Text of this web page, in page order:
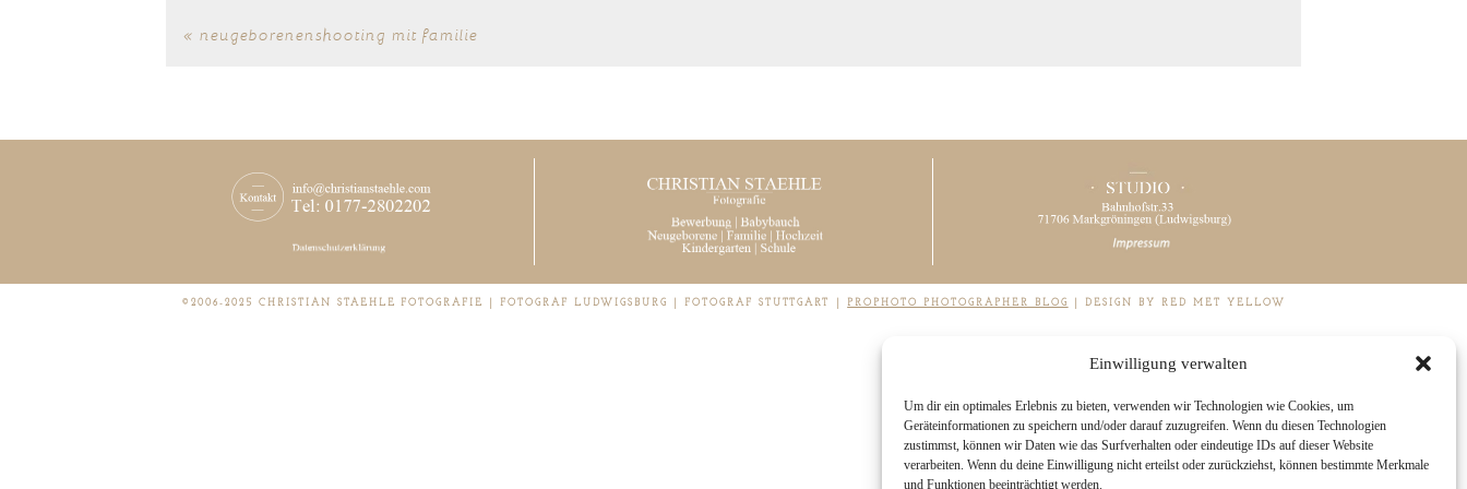
Einwilligung verwalten
Um dir ein optimales Erlebnis zu bieten, verwenden wir Technologien wie Cookies, um
Geräteinformationen zu speichern und/oder darauf zuzugreifen. Wenn du diesen Technologien
zustimmst, können wir Daten wie das Surfverhalten oder eindeutige IDs auf dieser Website
verarbeiten. Wenn du deine Einwilligung nicht erteilst oder zurückziehst, können bestimmte Merkmale
und Funktionen beeinträchtigt werden.
« neugeborenenshooting mit familie
©2006-2025 CHRISTIAN STAEHLE FOTOGRAFIE | FOTOGRAF LUDWIGSBURG | FOTOGRAF STUTTGART PROPHOTO PHOTOGRAPHER BLOG DESIGN BY RED MET YELLOW